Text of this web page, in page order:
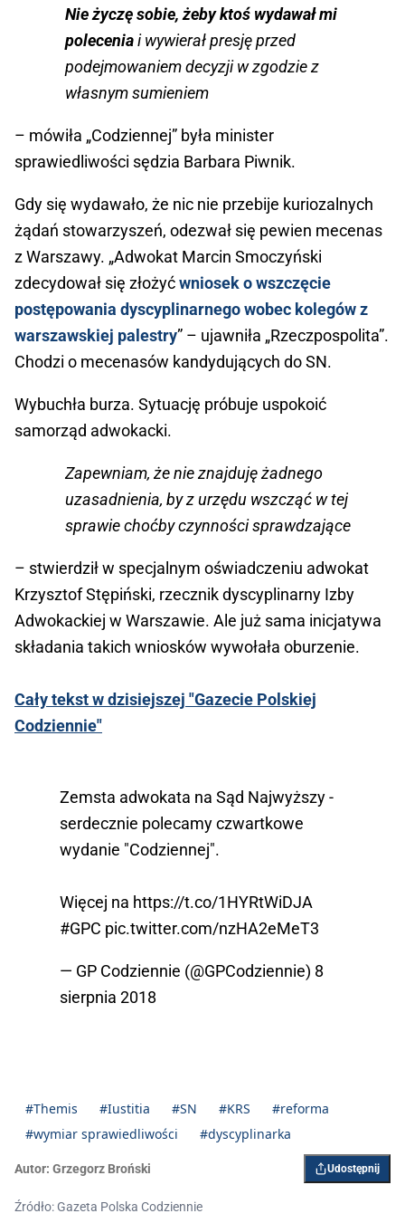
Nie życzę sobie, żeby ktoś wydawał mi
poleceniai wywierał presję przed
podejmowaniem decyzji w zgodzie z
własnym sumieniem
– mówiła „Codziennej” była minister
sprawiedliwości sędzia Barbara Piwnik.
Gdy się wydawało, że nic nie przebije kuriozalnych
żądań stowarzyszeń, odezwał się pewien mecenas
z Warszawy. „Adwokat Marcin Smoczyński
zdecydował się złożyćwniosek o wszczęcie
postępowania dyscyplinarnego wobec kolegów z
warszawskiej palestry” – ujawniła „Rzeczpospolita”.
Chodzi o mecenasów kandydujących do SN.
Wybuchła burza. Sytuację próbuje uspokoić
samorząd adwokacki.
Zapewniam, że nie znajduję żadnego
uzasadnienia, by z urzędu wszcząć w tej
sprawie choćby czynności sprawdzające
– stwierdził w specjalnym oświadczeniu adwokat
Krzysztof Stępiński, rzecznik dyscyplinarny Izby
Adwokackiej w Warszawie. Ale już sama inicjatywa
składania takich wniosków wywołała oburzenie.
Cały tekst w dzisiejszej "Gazecie Polskiej
Codziennie"
Zemsta adwokata na Sąd Najwyższy -
serdecznie polecamy czwartkowe
wydanie "Codziennej".
Więcej na https://t.co/1HYRtWiDJA
#GPC pic.twitter.com/nzHA2eMeT3
— GP Codziennie (@GPCodziennie) 8
sierpnia 2018
#Themis #Iustitia #SN #KRS
#reforma
#wymiar sprawiedliwości
#dyscyplinarka
Autor: Grzegorz Broński Udostępnij
Źródło: Gazeta Polska Codziennie